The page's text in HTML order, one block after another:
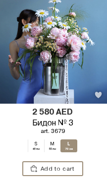
2 580 AED
Бидон № 3
art. 3679
S
40 см
M
55 см
L
70 см
Add to cart